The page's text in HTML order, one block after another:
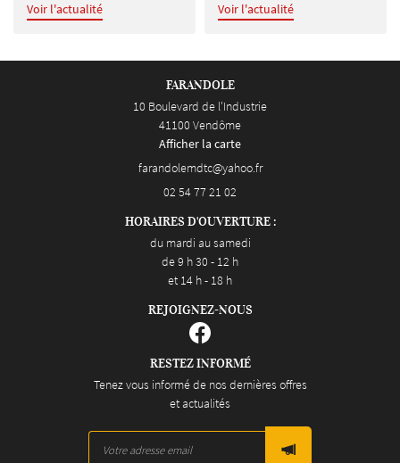
Voir l'actualité Voir l'actualité
FARANDOLE
10 Boulevard de l'Industrie
41100 Vendôme
Afficher la carte
02 54 77 21 02
HORAIRES D'OUVERTURE :
du mardi au samedi
de 9 h 30 - 12 h
et 14 h - 18 h
REJOIGNEZ-NOUS
RESTEZ INFORMÉ
Tenez vous informé de nos dernières offres
et actualités